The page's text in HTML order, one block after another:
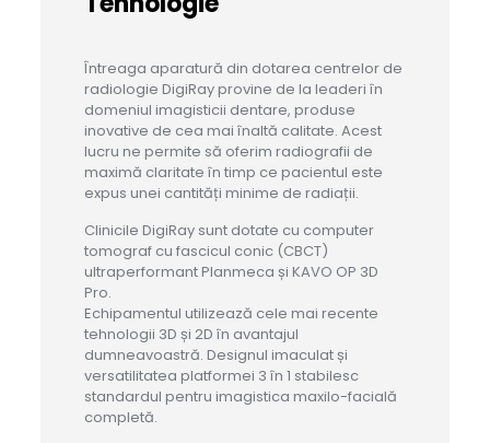
Întreaga aparatură din dotarea centrelor de
radiologie DigiRay provine de la leaderi în
domeniul imagisticii dentare, produse
inovative de cea mai înaltă calitate. Acest
lucru ne permite să oferim radiografii de
maximă claritate în timp ce pacientul este
expus unei cantități minime de radiații.
Clinicile DigiRay sunt dotate cu computer
tomograf cu fascicul conic (CBCT)
ultraperformant Planmeca și KAVO OP 3D
Pro.
Echipamentul utilizează cele mai recente
tehnologii 3D și 2D în avantajul
dumneavoastră. Designul imaculat și
versatilitatea platformei 3 în 1 stabilesc
standardul pentru imagistica maxilo-facială
completă.